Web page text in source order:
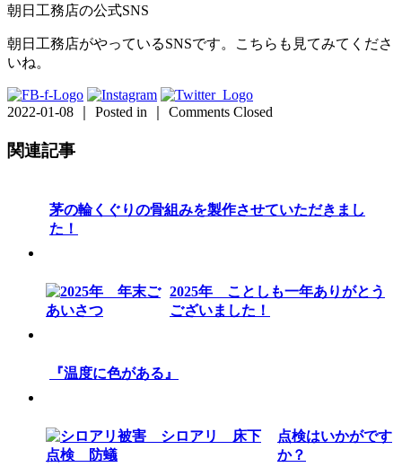
朝日工務店の公式SNS
朝日工務店がやっているSNSです。こちらも見てみてくださ
いね。
2022-01-08 ｜ Posted in ｜ Comments Closed
関連記事
茅の輪くぐりの骨組みを製作させていただきまし
た！
2025年 ことしも一年ありがとう
ございました！
『温度に色がある』
点検はいかがです
か？